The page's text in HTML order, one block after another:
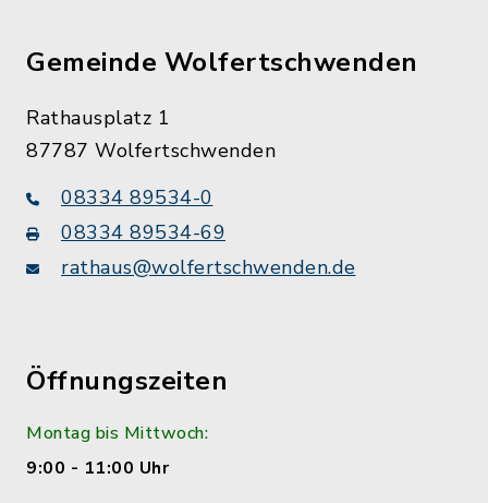
Gemeinde Wolfertschwenden
Rathausplatz 1
87787 Wolfertschwenden
08334 89534-0
08334 89534-69
rathaus@wolfertschwenden.de
Öffnungszeiten
Montag bis Mittwoch:
9:00 - 11:00 Uhr